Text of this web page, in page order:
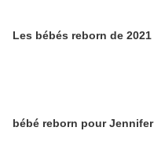
Les bébés reborn de 2021
bébé reborn pour Jennifer